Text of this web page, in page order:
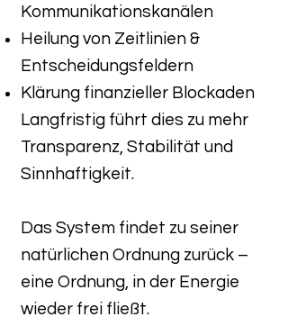
Kommunikationskanälen
Heilung von Zeitlinien &
Entscheidungsfeldern
Klärung finanzieller Blockaden
Langfristig führt dies zu mehr
Transparenz, Stabilität und
Sinnhaftigkeit.
Das System findet zu seiner
natürlichen Ordnung zurück –
eine Ordnung, in der Energie
wieder frei fließt.